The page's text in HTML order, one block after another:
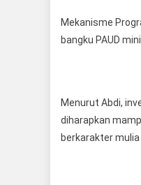
Mekanisme
bangku PAUD
Menurut Abdi,
diharapkan
berkarakter mulia